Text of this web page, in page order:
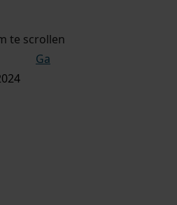
te scrollen
Ga